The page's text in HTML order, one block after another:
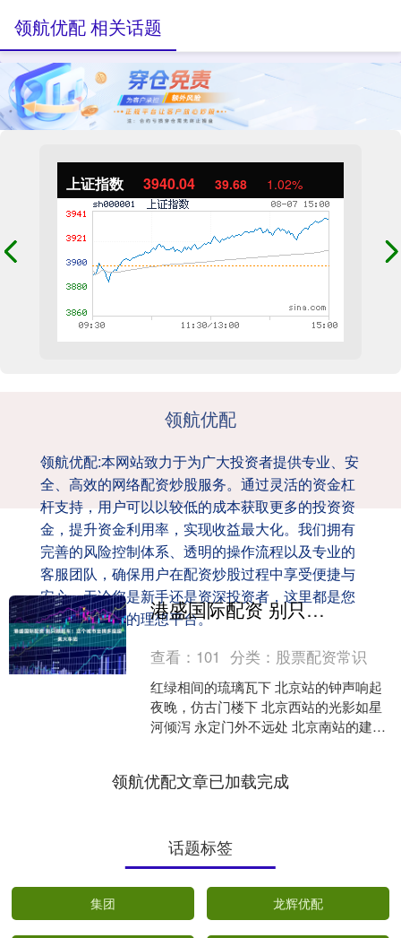
上证指数 3940.04 39.68 1.02%
领航优配
领航优配:本网站致力于为广大投资者提供专业、安
全、高效的网络配资炒股服务。通过灵活的资金杠
杆支持，用户可以以较低的成本获取更多的投资资
金，提升资金利用率，实现收益最大化。我们拥有
完善的风险控制体系、透明的操作流程以及专业的
客服团队，确保用户在配资炒股过程中享受便捷与
安心。无论您是新手还是资深投资者，这里都是您
实现财富增值的理想平台。
领航优配 相关话题
港盛国际配资 别只顾赶车！这个城市坐拥多座超美火车站
查看： 101 分类： 股票配资常识
红绿相间的琉璃瓦下 北京站的钟声响起
夜晚，仿古门楼下 北京西站的光影如星
河倾泻 永定门外不远处 北京南站的建筑
领航优配文章已加载完成
话题标签
集团 龙辉优配